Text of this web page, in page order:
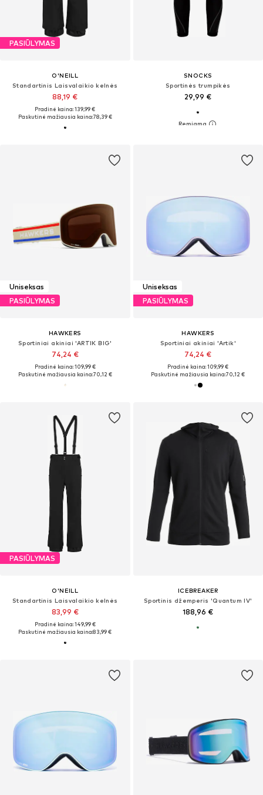
PASIŪLYMAS
O'NEILL
Standartinis Laisvalaikio kelnės
88,19 €
Pradinė kaina: 139,99 €
Paskutinė mažiausia kaina:78,39 €
SNOCKS
Sportinės trumpikės
29,99 €
Uniseksas
PASIŪLYMAS
HAWKERS
Sportiniai akiniai 'ARTIK BIG'
74,24 €
Pradinė kaina: 109,99 €
Paskutinė mažiausia kaina:70,12 €
Uniseksas
PASIŪLYMAS
HAWKERS
Sportiniai akiniai 'Artik'
74,24 €
Pradinė kaina: 109,99 €
Paskutinė mažiausia kaina:70,12 €
PASIŪLYMAS
O'NEILL
Standartinis Laisvalaikio kelnės
83,99 €
Pradinė kaina: 149,99 €
Paskutinė mažiausia kaina:83,99 €
ICEBREAKER
Sportinis džemperis 'Quantum IV'
188,96 €